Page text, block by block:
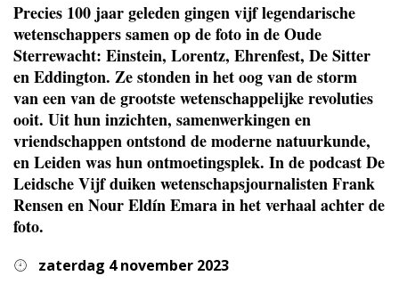
Precies 100 jaar geleden gingen vijf legendarische
wetenschappers samen op de foto in de Oude
Sterrewacht: Einstein, Lorentz, Ehrenfest, De Sitter
en Eddington. Ze stonden in het oog van de storm
van een van de grootste wetenschappelijke revoluties
ooit. Uit hun inzichten, samenwerkingen en
vriendschappen ontstond de moderne natuurkunde,
en Leiden was hun ontmoetingsplek. In de podcast De
Leidsche Vijf duiken wetenschapsjournalisten Frank
Rensen en Nour Eldín Emara in het verhaal achter de
foto.
zaterdag 4 november 2023